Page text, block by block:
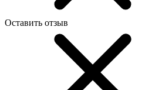
Оставить отзыв